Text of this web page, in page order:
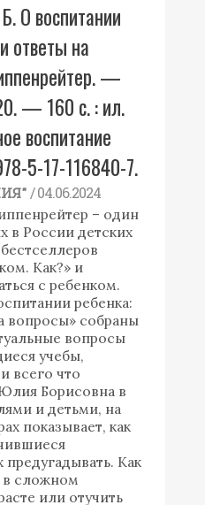
О воспитании
ответы на
—
— 160 с. : ил.
воспитание
5-17-116840-7.
/ 04.06.2024
– один
в России детских
Как?» и
с ребенком.
ребенка:
вопросы» собраны
вопросы
учебы,
всего что
Борисовна в
и детьми, на
показывает, как
Как
в сложном
или отучить